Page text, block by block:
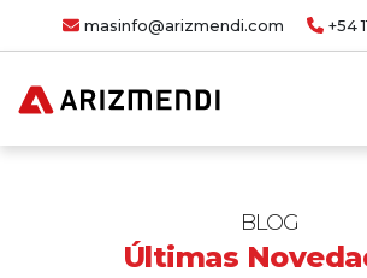
masinfo@arizmendi.com +54
BLOG
Últimas